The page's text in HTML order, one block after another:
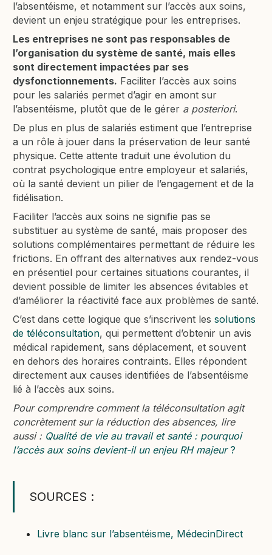
l’absentéisme, et notamment sur l’accès aux soins,
devient un enjeu stratégique pour les entreprises.
Les entreprises ne sont pas responsables de
l’organisation du système de santé, mais elles
sont directement impactées par ses
dysfonctionnements. Faciliter l’accès aux soins
pour les salariés permet d’agir en amont sur
l’absentéisme, plutôt que de le gérer a posteriori.
De plus en plus de salariés estiment que l’entreprise
a un rôle à jouer dans la préservation de leur santé
physique. Cette attente traduit une évolution du
contrat psychologique entre employeur et salariés,
où la santé devient un pilier de l’engagement et de la
fidélisation.
Faciliter l’accès aux soins ne signifie pas se
substituer au système de santé, mais proposer des
solutions complémentaires permettant de réduire les
frictions. En offrant des alternatives aux rendez-vous
en présentiel pour certaines situations courantes, il
devient possible de limiter les absences évitables et
d’améliorer la réactivité face aux problèmes de santé.
C’est dans cette logique que s’inscrivent lessolutions
de téléconsultation, qui permettent d’obtenir un avis
médical rapidement, sans déplacement, et souvent
en dehors des horaires contraints. Elles répondent
directement aux causes identifiées de l’absentéisme
lié à l’accès aux soins.
Pour comprendre comment la téléconsultation agit
concrètement sur la réduction des absences, lire
aussi : Qualité de vie au travail et santé : pourquoi
l’accès aux soins devient-il un enjeu RH majeur?
SOURCES :
Livre blanc sur l’absentéisme, MédecinDirect